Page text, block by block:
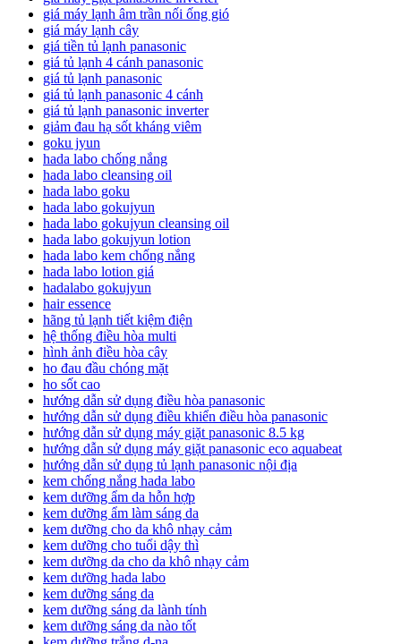
giá máy lạnh âm trần nối ống gió
giá máy lạnh cây
giá tiền tủ lạnh panasonic
giá tủ lạnh 4 cánh panasonic
giá tủ lạnh panasonic
giá tủ lạnh panasonic 4 cánh
giá tủ lạnh panasonic inverter
giảm đau hạ sốt kháng viêm
goku jyun
hada labo chống nắng
hada labo cleansing oil
hada labo goku
hada labo gokujyun
hada labo gokujyun cleansing oil
hada labo gokujyun lotion
hada labo kem chống nắng
hada labo lotion giá
hadalabo gokujyun
hair essence
hãng tủ lạnh tiết kiệm điện
hệ thống điều hòa multi
hình ảnh điều hòa cây
ho đau đầu chóng mặt
ho sốt cao
hướng dẫn sử dụng điều hòa panasonic
hướng dẫn sử dụng điều khiển điều hòa panasonic
hướng dẫn sử dụng máy giặt panasonic 8.5 kg
hướng dẫn sử dụng máy giặt panasonic eco aquabeat
hướng dẫn sử dụng tủ lạnh panasonic nội địa
kem chống nắng hada labo
kem dưỡng ẩm da hỗn hợp
kem dưỡng ẩm làm sáng da
kem dưỡng cho da khô nhạy cảm
kem dưỡng cho tuổi dậy thì
kem dưỡng da cho da khô nhạy cảm
kem dưỡng hada labo
kem dưỡng sáng da
kem dưỡng sáng da lành tính
kem dưỡng sáng da nào tốt